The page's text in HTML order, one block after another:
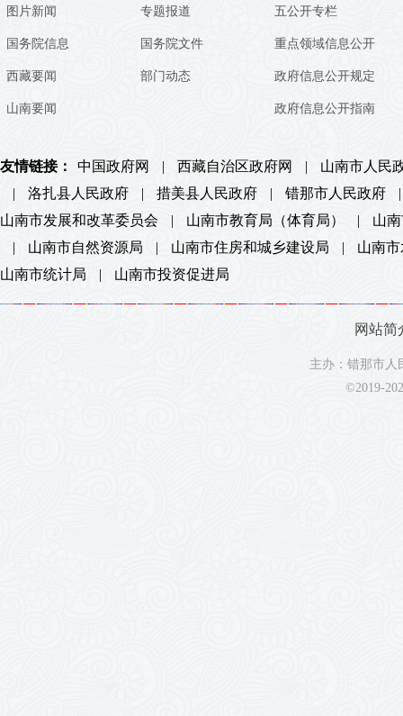
图片新闻
国务院信息
西藏要闻
山南要闻
专题报道
国务院文件
部门动态
五公开专栏
重点领域信息公开
政府信息公开规定
政府信息公开指南
友情链接： 中国政府网 | 西藏自治区政府网 |
山南市人民
|
洛扎县人民政府 | 措美县人民政府 | 错那市人民政府
|
山南市发展和改革委员会
| 山南市教育局（体育局） |
山
|
山南市自然资源局 | 山南市住房和城乡建设局 |
山南
山南市统计局
| 山南市投资促进局
网站简
主办：错那市
©2019-